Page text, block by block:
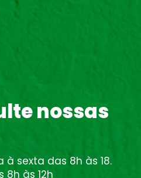
nossas
à sexta das 8h às 18.
8h às 12h